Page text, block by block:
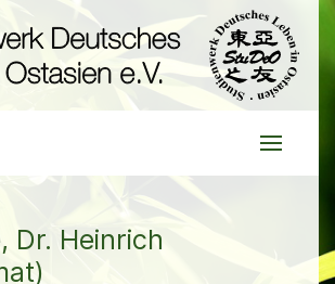
Dr. Heinrich